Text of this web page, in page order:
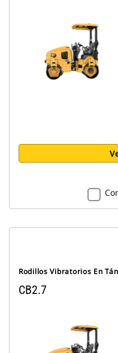
Rodillos Vibratorios En
CB2.7